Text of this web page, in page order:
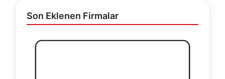
Son Eklenen Firmalar